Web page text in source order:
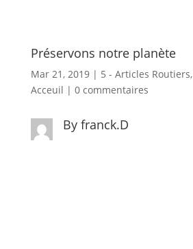
Préservons notre planète
Mar 21, 2019| 5 - Articles Routiers,
Acceuil | 0 commentaires
By franck.D